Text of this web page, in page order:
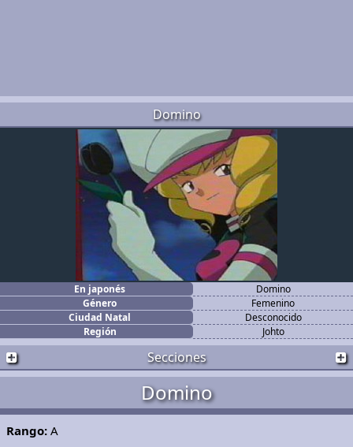
Domino
En japonés
Domino
Género
Femenino
Ciudad Natal
Desconocido
Región
Johto
Secciones
Domino
Rango: A